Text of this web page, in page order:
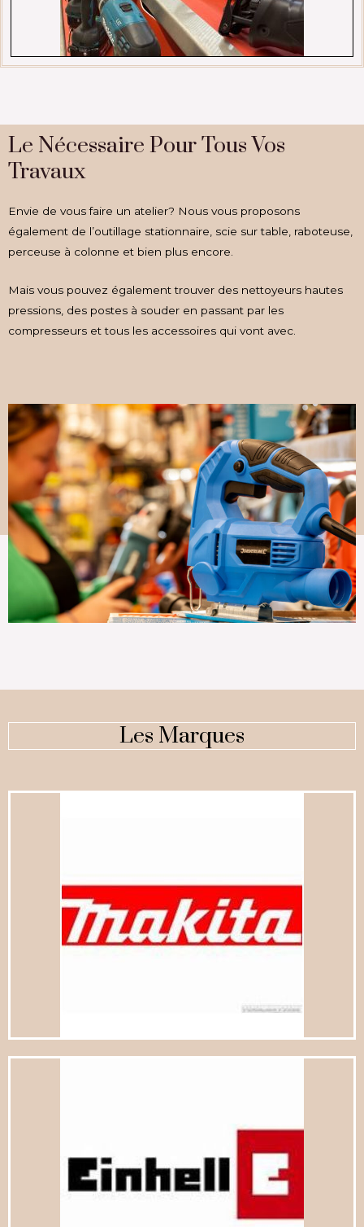
Le Nécessaire Pour Tous Vos
Travaux
Envie de vous faire un atelier? Nous vous proposons
également de l’outillage stationnaire, scie sur table, raboteuse,
perceuse à colonne et bien plus encore.
Mais vous pouvez également trouver des nettoyeurs hautes
pressions, des postes à souder en passant par les
compresseurs et tous les accessoires qui vont avec.
Les Marques